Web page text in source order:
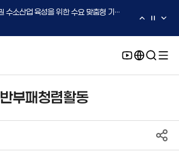
2026년도 '동남권 수소산업 육성을 위한 수요 맞춤형 기술지원 사업' 수요기업 2차 모집 공고
2026년도 중소·중견기업 글로벌 시장 진출을 위한 K-Convergence 글로벌 시험·실증 지원 프로그램 모집공고(2차)
반부패청렴활동